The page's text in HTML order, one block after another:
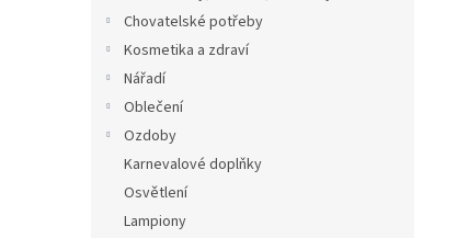
Chovatelské potřeby
Kosmetika a zdraví
Nářadí
Oblečení
Ozdoby
Karnevalové doplňky
Osvětlení
Lampiony